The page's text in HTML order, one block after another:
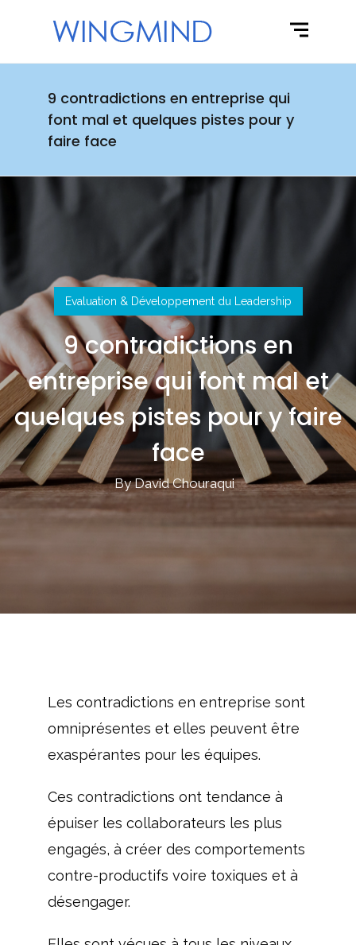
9 contradictions en entreprise qui
font mal et quelques pistes pour y
faire face
Evaluation & Développement du Leadership
9 contradictions en
entreprise qui font mal et
quelques pistes pour y faire
face
By David Chouraqui
Les contradictions en entreprise sont
omniprésentes et elles peuvent être
exaspérantes pour les équipes.
Ces contradictions ont tendance à
épuiser les collaborateurs les plus
engagés, à créer des comportements
contre-productifs voire toxiques et à
désengager.